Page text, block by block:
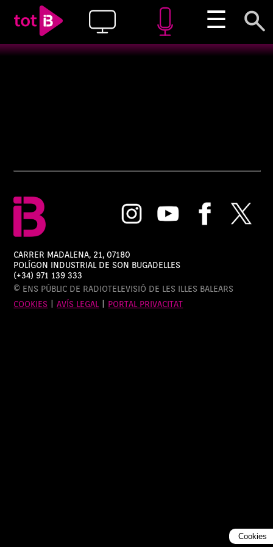
☰
CARRER MADALENA, 21, 07180
POLÍGON INDUSTRIAL DE SON BUGADELLES
(+34) 971 139 333
© ENS PÚBLIC DE RADIOTELEVISIÓ DE LES ILLES BALEARS
COOKIES |AVÍS LEGAL| PORTAL PRIVACITAT
Cookies